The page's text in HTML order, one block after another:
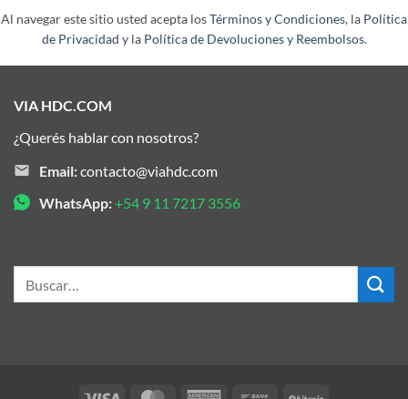
Al navegar este sitio usted acepta losTérminos y Condiciones, la Política
de Privacidad y la Política de Devoluciones y Reembolsos.
VIA HDC.COM
¿Querés hablar con nosotros?
Email:contacto@viahdc.com
WhatsApp:+54 9 11 7217 3556